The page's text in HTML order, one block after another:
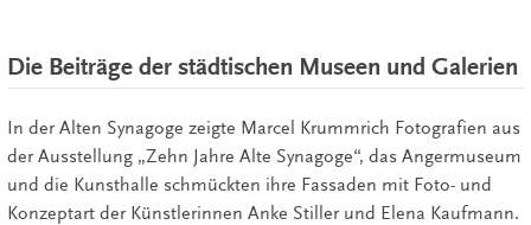
Die Beiträge der städtischen Museen und Galerien
In der Alten Synagoge zeigte Marcel Krummrich Fotografien aus
der Ausstellung „Zehn Jahre Alte Synagoge“, das Angermuseum
und die Kunsthalle schmückten ihre Fassaden mit Foto- und
Konzeptart der Künstlerinnen Anke Stiller und Elena Kaufmann.